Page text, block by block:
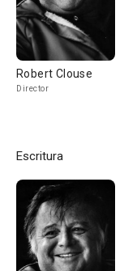
Robert Clouse
Director
Escritura